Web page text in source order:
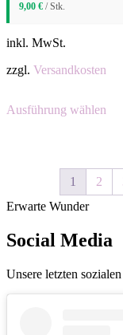
9,00 € / Stk.
inkl. MwSt.
zzgl. Versandkosten
Ausführung wählen
Die
der
1 2
Erwarte Wunder
Social Media
Unsere letzten